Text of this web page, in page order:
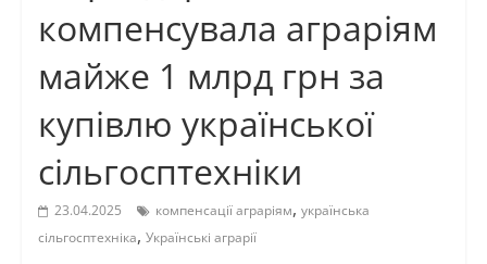
компенсувала аграріям
майже 1 млрд грн за
купівлю української
сільгосптехніки
23.04.2025 компенсації аграріям, українська
сільгосптехніка, Українські аграрії